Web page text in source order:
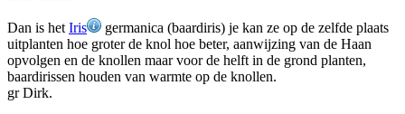
Dan is het Iris
germanica (baardiris) je kan ze op de zelfde plaats
uitplanten hoe groter de knol hoe beter, aanwijzing van de Haan
opvolgen en de knollen maar voor de helft in de grond planten,
baardirissen houden van warmte op de knollen.
gr Dirk.